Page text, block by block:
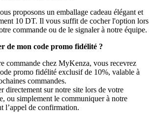
proposons un emballage cadeau élégant et
10 DT. Il vous suffit de cocher l'option lors
commande ou de le signaler à notre équipe.
de mon code promo fidélité ?
commande chez MyKenza, vous recevrez
promo fidélité exclusif de 10%, valable à
commandes.
directement sur notre site lors de votre
ou simplement le communiquer à notre
l’appel de confirmation.